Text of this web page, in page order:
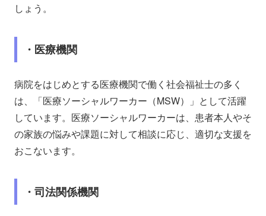
しょう。
・医療機関
病院をはじめとする医療機関で働く社会福祉士の多く
は、「医療ソーシャルワーカー（MSW）」として活躍
しています。医療ソーシャルワーカーは、患者本人やそ
の家族の悩みや課題に対して相談に応じ、適切な支援を
おこないます。
・司法関係機関